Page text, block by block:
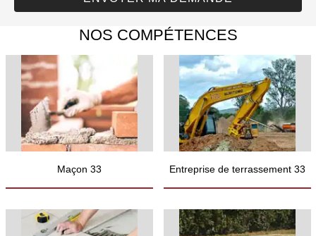
NOS COMPÉTENCES
Maçon 33 Entreprise de terrassement 33